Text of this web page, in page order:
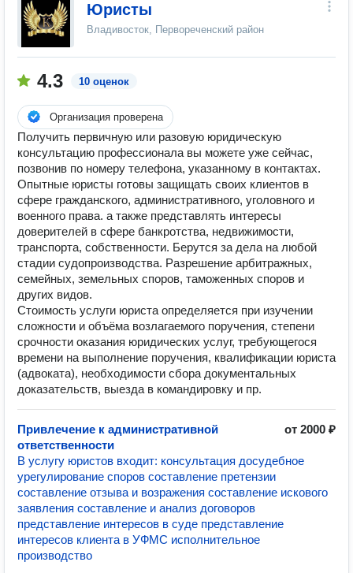
Юристы
Владивосток, Первореченский район
4.3 10 оценок
Организация проверена
Получить первичную или разовую юридическую
консультацию профессионала вы можете уже сейчас,
позвонив по номеру телефона, указанному в контактах.
Опытные юристы готовы защищать своих клиентов в
сфере гражданского, административного, уголовного и
военного права. а также представлять интересы
доверителей в сфере банкротства, недвижимости,
транспорта, собственности. Берутся за дела на любой
стадии судопроизводства. Разрешение арбитражных,
семейных, земельных споров, таможенных споров и
других видов.
Стоимость услуги юриста определяется при изучении
сложности и объёма возлагаемого поручения, степени
срочности оказания юридических услуг, требующегося
времени на выполнение поручения, квалификации юриста
(адвоката), необходимости сбора документальных
доказательств, выезда в командировку и пр.
Привлечение к административной
ответственности
от 2000 ₽
В услугу юристов входит: консультация досудебное
урегулирование споров составление претензии
составление отзыва и возражения составление искового
заявления составление и анализ договоров
представление интересов в суде представление
интересов клиента в УФМС исполнительное
производство